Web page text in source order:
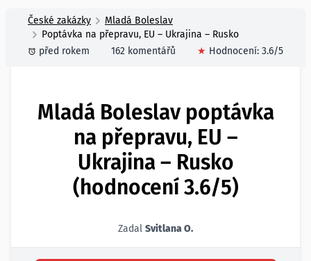
České zakázky
Mladá Boleslav
Poptávka na přepravu, EU – Ukrajina – Rusko
před rokem
162 komentářů ★ Hodnocení: 3.6/5
Mladá Boleslav poptávka
na přepravu, EU –
Ukrajina – Rusko
(hodnocení 3.6/5)
Zadal Svitlana O.